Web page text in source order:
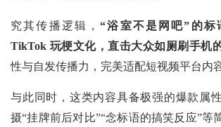
究其传播逻辑，“浴室不是网吧”的标
TikTok 玩梗文化，直击大众如厕刷手机
性与自发传播力，完美适配短视频平台内
与此同时，这类内容具备极强的爆款属
摄“挂牌前后对比”“念标语的搞笑反应”等